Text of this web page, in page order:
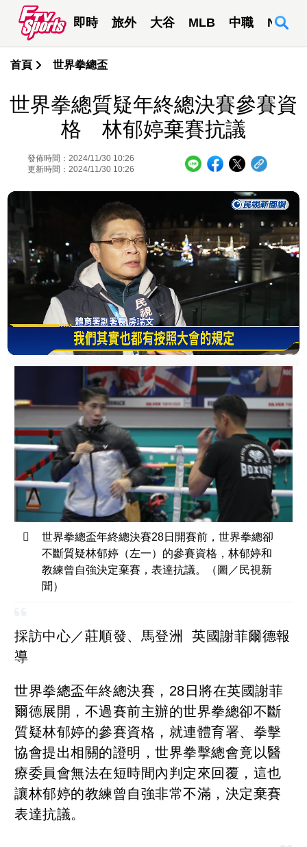
即時 旅外 大谷 MLB 中職 NBA
首頁 世界拳總盃
世界拳總質疑年終總決賽參賽資
格 林郁婷棄賽抗議
發佈時間：2024/11/30 10:26
更新時間：2024/11/30 10:26
世界拳總盃年終總決賽28日開賽前，世界拳總卻
不斷質疑林郁婷（左一）的參賽資格，林郁婷和
教練曾自強決定棄賽，表達抗議。（圖／民視新
聞）
採訪中心／莊順發、馬登洲 英國謝菲爾德報
導
世界拳總盃年終總決賽，28日將在英國謝菲
爾德展開，不過賽前主辦的世界拳總卻不斷
質疑林郁婷的參賽資格，就連體育署、拳擊
協會提出相關的證明，世界拳擊總會竟以醫
療委員會無法在短時間內判定來回覆，這也
讓林郁婷的教練曾自強非常不滿，決定棄賽
表達抗議。